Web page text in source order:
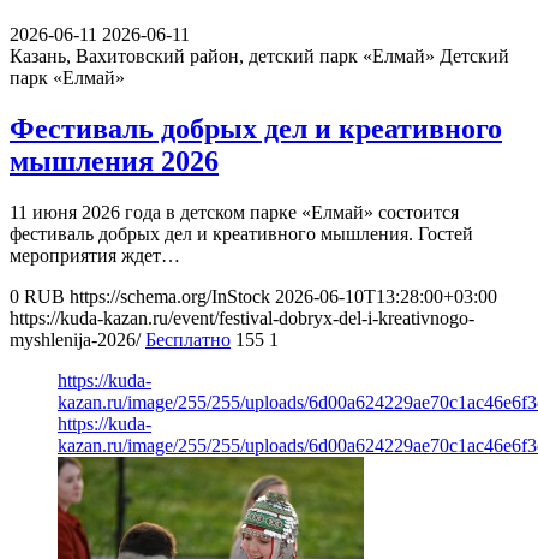
2026-06-11 2026-06-11
Казань, Вахитовский район, детский парк «Елмай» Детский
парк «Елмай»
Фестиваль добрых дел и креативного
мышления 2026
11 июня 2026 года в детском парке «Елмай» состоится
фестиваль добрых дел и креативного мышления. Гостей
мероприятия ждет…
0 RUB https://schema.org/InStock 2026-06-10T13:28:00+03:00
https://kuda-kazan.ru/event/festival-dobryx-del-i-kreativnogo-
myshlenija-2026/ Бесплатно 155 1
https://kuda-
kazan.ru/image/255/255/uploads/
https://kuda-
kazan.ru/image/255/255/uploads/